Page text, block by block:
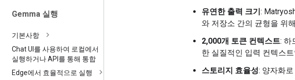
Gemma 실행
기본사항
Chat UI를 사용하여 로컬에서
실행하거나 API를 통해 통합
Edge에서 효율적으로 실행
유연한 출력 크기:
와 저장소 간의 균형을 위
2,000개 토큰 컨텍스트: 하
한 실질적인 입력 컨텍스
스토리지 효율성: 양자화